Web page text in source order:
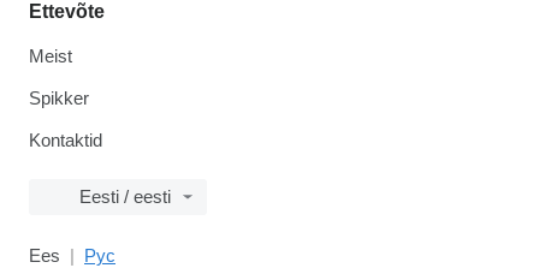
Ettevõte
Meist
Spikker
Kontaktid
Eesti / eesti
Ees Рус